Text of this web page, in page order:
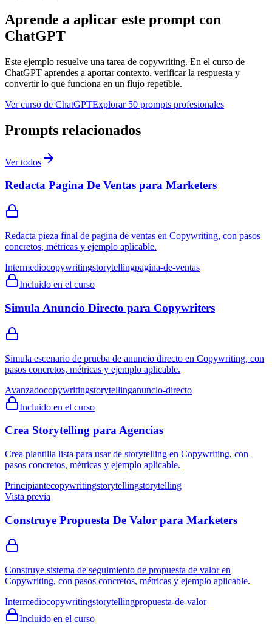
Aprende a aplicar este prompt con
ChatGPT
Este ejemplo resuelve una tarea de copywriting. En el curso de
ChatGPT aprendes a aportar contexto, verificar la respuesta y
convertir lo que funciona en un flujo repetible.
Ver curso de ChatGPTExplorar 50 prompts profesionales
Prompts relacionados
Ver todos
Redacta Pagina De Ventas para Marketers
Redacta pieza final de pagina de ventas en Copywriting, con pasos
concretos, métricas y ejemplo aplicable.
Intermediocopywritingstorytellingpagina-de-ventas
Incluido en el curso
Simula Anuncio Directo para Copywriters
Simula escenario de prueba de anuncio directo en Copywriting, con
pasos concretos, métricas y ejemplo aplicable.
Avanzadocopywritingstorytellinganuncio-directo
Incluido en el curso
Crea Storytelling para Agencias
Crea plantilla lista para usar de storytelling en Copywriting, con
pasos concretos, métricas y ejemplo aplicable.
Principiantecopywritingstorytellingstorytelling
Vista previa
Construye Propuesta De Valor para Marketers
Construye sistema de seguimiento de propuesta de valor en
Copywriting, con pasos concretos, métricas y ejemplo aplicable.
Intermediocopywritingstorytellingpropuesta-de-valor
Incluido en el curso